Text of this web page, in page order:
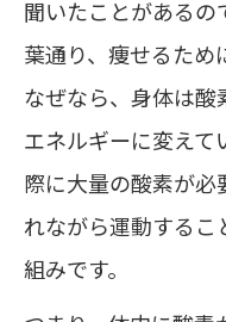
聞いたことがある
葉通り、痩せるため
なぜなら、身体は酸
エネルギーに変えて
際に大量の酸素が必
れながら運動する
組みです。